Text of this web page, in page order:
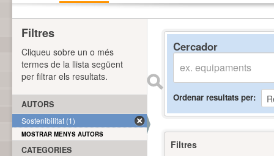
Cercador
Ordenar resultats per
Filtres
Filtres
Cliqueu sobre un o més
termes de la llista següent
per filtrar els resultats.
AUTORS
Sostenibilitat (1)
MOSTRAR MENYS AUTORS
CATEGORIES